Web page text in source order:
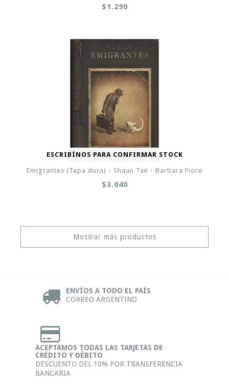
$1.290
ESCRIBÍNOS PARA CONFIRMAR STOCK
Emigrantes (Tapa dura) - Shaun Tan - Barbara Fiore
$3.040
Mostrar más productos
ENVÍOS A TODO EL PAÍS
CORREO ARGENTINO
ACEPTAMOS TODAS LAS TARJETAS DE
CRÉDITO Y DÉBITO
DESCUENTO DEL 10% POR TRANSFERENCIA
BANCARIA